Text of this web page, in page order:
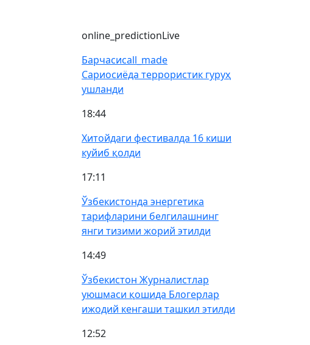
online_predictionLive
Барчасиcall_made
Сариосиёда террористик гуруҳ
ушланди
18:44
Хитойдаги фестивалда 16 киши
куйиб қолди
17:11
Ўзбекистонда энергетика
тарифларини белгилашнинг
янги тизими жорий этилди
14:49
Ўзбекистон Журналистлар
уюшмаси қошида Блогерлар
ижодий кенгаши ташкил этилди
12:52